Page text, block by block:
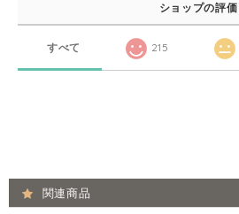
ショップの評価
すべて 215
関連商品